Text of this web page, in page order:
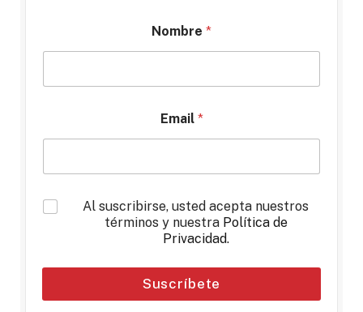
Nombre *
Email *
*
Al suscribirse, usted acepta nuestros
términos y nuestra Política de
Privacidad.
Suscríbete